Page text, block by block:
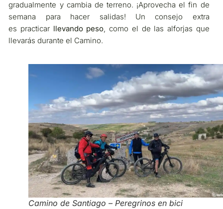
gradualmente y cambia de terreno. ¡Aprovecha el fin de
semana para hacer salidas! Un consejo extra
es practicar llevando peso, como el de las alforjas que
llevarás durante el Camino.
Camino de Santiago – Peregrinos en bici